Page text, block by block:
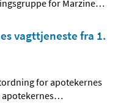
for Marzine…
vagttjeneste fra 1.
for apotekernes
apotekernes…